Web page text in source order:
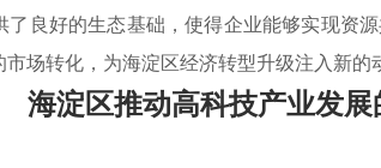
了良好的生态基础，使得企业能够实现资
场转化，为海淀区经济转型升级注入新的
海淀区推动高科技产业发